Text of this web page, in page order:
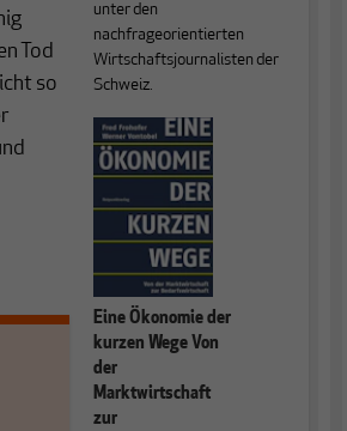
Tod
so
unter den
nachfrageorientierten
Wirtschaftsjournalisten der
Schweiz.
Eine Ökonomie der
kurzen Wege Von
der
Marktwirtschaft
zur